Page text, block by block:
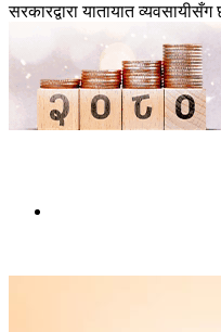
सरकारद्वारा यातायात